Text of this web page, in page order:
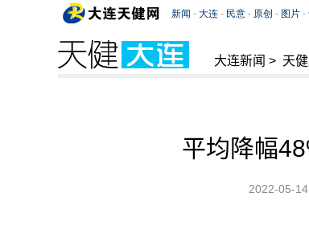
大连新闻 > 天
平均降幅
2022-05-